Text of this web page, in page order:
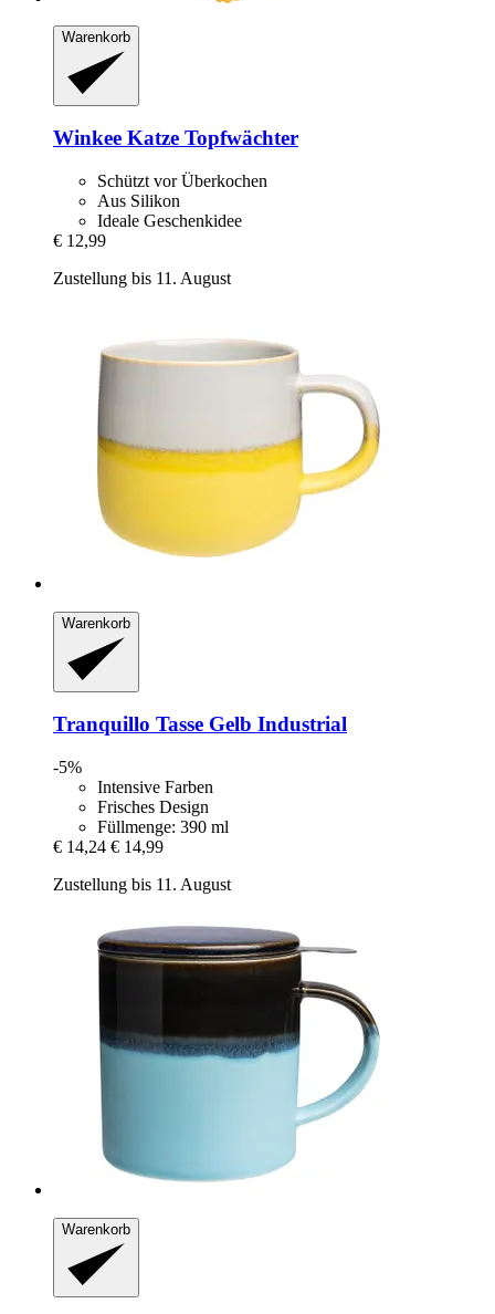
Warenkorb
Winkee Katze Topfwächter
Schützt vor Überkochen
Aus Silikon
Ideale Geschenkidee
€ 12,99
Zustellung bis 11. August
Warenkorb
Tranquillo Tasse Gelb Industrial
-5%
Intensive Farben
Frisches Design
Füllmenge: 390 ml
€ 14,24 € 14,99
Zustellung bis 11. August
Warenkorb